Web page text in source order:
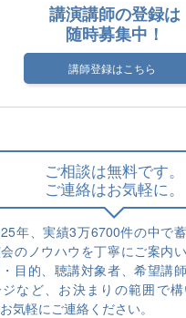
講演講師の登録は
随時募集中！
講師登録はこちら
ご相談は無料です。
ご連絡はお気軽に。
年、実績3万6700件の中で
のノウハウを丁寧にご案内い
目的、聴講対象者、希望講
ジなど、お決まりの範囲で
気軽にご連絡ください。